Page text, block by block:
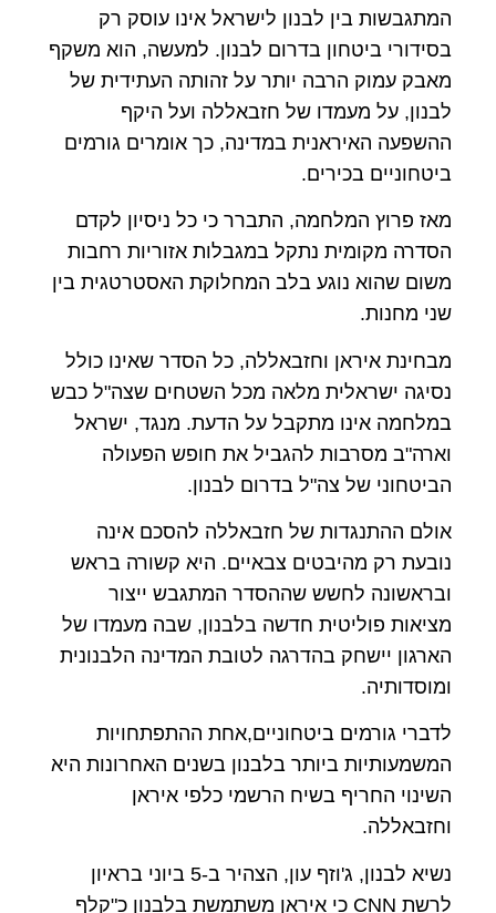
המתגבשות בין לבנון לישראל אינו עוסק רק
בסידורי ביטחון בדרום לבנון. למעשה, הוא משקף
מאבק עמוק הרבה יותר על זהותה העתידית של
לבנון, על מעמדו של חזבאללה ועל היקף
ההשפעה האיראנית במדינה, כך אומרים גורמים
ביטחוניים בכירים.
מאז פרוץ המלחמה, התברר כי כל ניסיון לקדם
הסדרה מקומית נתקל במגבלות אזוריות רחבות
משום שהוא נוגע בלב המחלוקת האסטרטגית בין
שני מחנות.
מבחינת איראן וחזבאללה, כל הסדר שאינו כולל
נסיגה ישראלית מלאה מכל השטחים שצה"ל כבש
במלחמה אינו מתקבל על הדעת. מנגד, ישראל
וארה"ב מסרבות להגביל את חופש הפעולה
הביטחוני של צה"ל בדרום לבנון.
אולם ההתנגדות של חזבאללה להסכם אינה
נובעת רק מהיבטים צבאיים. היא קשורה בראש
ובראשונה לחשש שההסדר המתגבש ייצור
מציאות פוליטית חדשה בלבנון, שבה מעמדו של
הארגון יישחק בהדרגה לטובת המדינה הלבנונית
ומוסדותיה.
לדברי גורמים ביטחוניים,אחת ההתפתחויות
המשמעותיות ביותר בלבנון בשנים האחרונות היא
השינוי החריף בשיח הרשמי כלפי איראן
וחזבאללה.
נשיא לבנון, ג'וזף עון, הצהיר ב-5 ביוני בראיון
לרשת CNN כי איראן משתמשת בלבנון כ"קלף